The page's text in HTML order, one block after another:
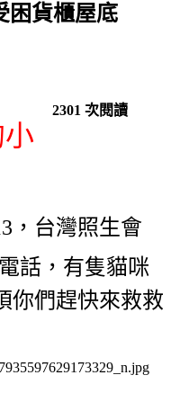
困貨櫃屋底
2301 次閱讀
，台灣照生會
話，有隻貓咪
你們趕快來救救